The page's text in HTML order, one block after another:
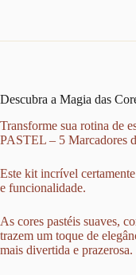
Descubra a Magia das
Transforme sua rotina de
PASTEL – 5 Marcadores
Este kit incrível
e funcionalidade.
As cores pastéis suaves,
trazem um toque de
mais divertida e prazerosa.